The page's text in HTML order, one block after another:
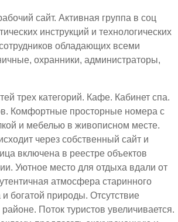
сайт. Активная группа в соц
инструкций и технологических
обладающих всеми
охранники, администраторы,
трех категорий. Кафе. Кабинет спа.
Комфортные просторные номера с
и мебелью в живописном месте.
через собственный сайт и
включена в реестре объектов
Уютное место для отдыха вдали от
атмосфера старинного
и богатой природы. Отсутствие
Поток туристов увеличивается.